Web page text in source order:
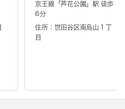
京王線「 芦花公園 」駅 徒歩
6分
住所：世田谷区南烏山１丁
目